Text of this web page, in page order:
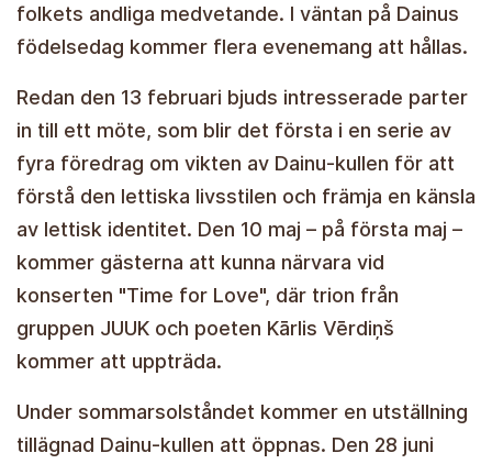
folkets andliga medvetande. I väntan på Dainus
födelsedag kommer flera evenemang att hållas.
Redan den 13 februari bjuds intresserade parter
in till ett möte, som blir det första i en serie av
fyra föredrag om vikten av Dainu-kullen för att
förstå den lettiska livsstilen och främja en känsla
av lettisk identitet. Den 10 maj – på första maj –
kommer gästerna att kunna närvara vid
konserten "Time for Love", där trion från
gruppen JUUK och poeten Kārlis Vērdiņš
kommer att uppträda.
Under sommarsolståndet kommer en utställning
tillägnad Dainu-kullen att öppnas. Den 28 juni